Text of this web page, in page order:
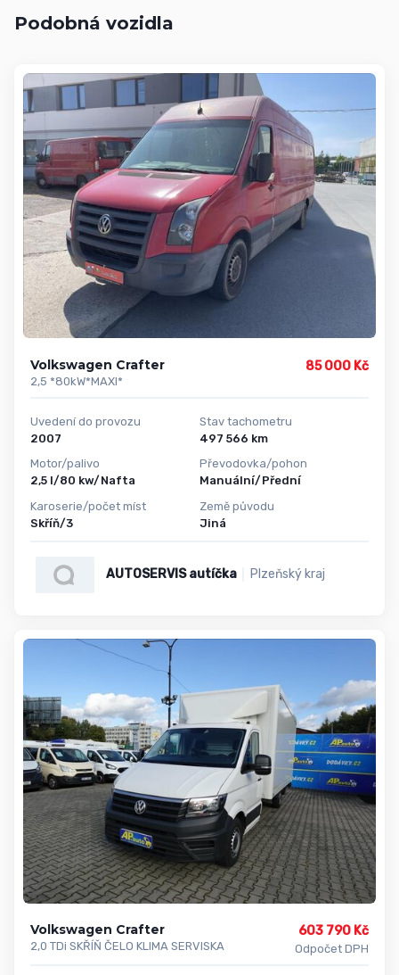
Podobná vozidla
Volkswagen Crafter
2,5 *80kW*MAXI*
85 000 Kč
Uvedení do provozu
2007
Motor/palivo
2,5 l/80 kw/Nafta
Karoserie/počet míst
Skříň/3
Stav tachometru
497 566 km
Převodovka/pohon
Manuální/Přední
Země původu
Jiná
AUTOSERVIS autíčka Plzeňský kraj
Volkswagen Crafter
2,0 TDi SKŘÍŇ ČELO KLIMA SERVISKA
603 790 Kč
Odpočet DPH